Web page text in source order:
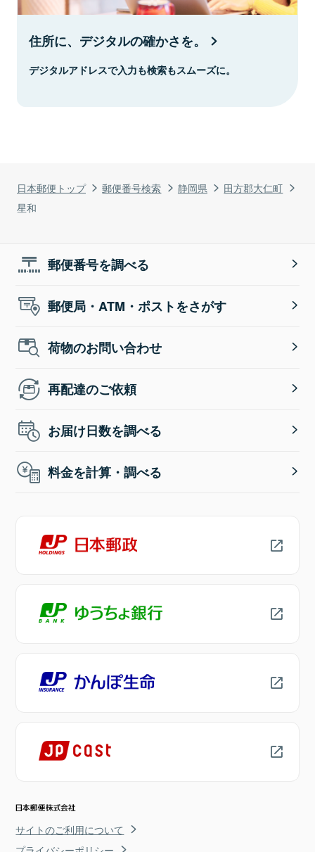
日本郵便トップ 郵便番号検索 静岡県
田方郡大仁町
星和
住所に、デジタルの確かさを。
デジタルアドレスで入力も検索もスムーズに。
郵便番号を調べる
郵便局・ATM・ポストをさがす
荷物のお問い合わせ
再配達のご依頼
お届け日数を調べる
料金を計算・調べる
サイトのご利用について